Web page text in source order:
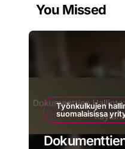
You Missed
Työnkulkujen
suomalaisissa